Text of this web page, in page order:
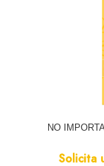
NO
Solicita